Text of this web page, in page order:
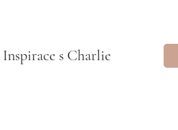
Inspirace s Charlie